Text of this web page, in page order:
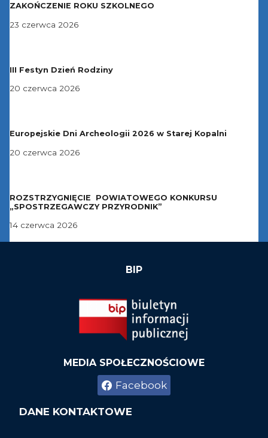
ZAKOŃCZENIE ROKU SZKOLNEGO
23 czerwca 2026
III Festyn Dzień Rodziny
20 czerwca 2026
Europejskie Dni Archeologii 2026 w Starej Kopalni
20 czerwca 2026
ROZSTRZYGNIĘCIE POWIATOWEGO KONKURSU
„SPOSTRZEGAWCZY PRZYRODNIK”
14 czerwca 2026
BIP
MEDIA SPOŁECZNOŚCIOWE
Facebook
DANE KONTAKTOWE